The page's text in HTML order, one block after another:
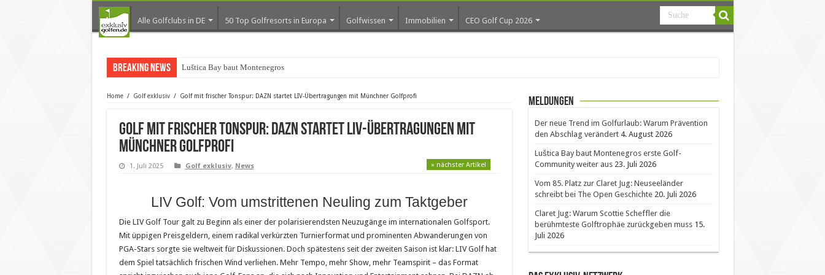
Alle Golfclubs in DE 50 Top Golfresorts in Europa Golfwissen Immobilien CEO Golf Cup 2026
Breaking News Luštica Bay baut Montenegros erste Golf-Community weiter
Home / Golf exklusiv / Golf mit frischer Tonspur: DAZN startet LIV-Übertragungen mit Münchner Golfprofi
Golf mit frischer Tonspur: DAZN startet LIV-Übertragungen mit
Münchner Golfprofi
1. Juli 2025 Golf exklusiv, News » nächster Artikel
LIV Golf: Vom umstrittenen Neuling zum Taktgeber
Die LIV Golf Tour galt zu Beginn als einer der polarisierendsten Neuzugänge im internationalen Golfsport.
Mit üppigen Preisgeldern, einem radikal verkürzten Turnierformat und prominenten Abwanderungen von
PGA-Stars sorgte sie weltweit für Diskussionen. Doch spätestens seit der zweiten Saison ist klar: LIV Golf hat
dem Spiel tatsächlich frischen Wind verliehen. Mehr Tempo, mehr Show, mehr Teamspirit – das Format
Meldungen
Der neue Trend im Golfurlaub: Warum Prävention
den Abschlag verändert 4. August 2026
Luštica Bay baut Montenegros erste Golf-
Community weiter aus 23. Juli 2026
Vom 85. Platz zur Claret Jug: Neuseeländer
schreibt bei The Open Geschichte 20. Juli 2026
Claret Jug: Warum Scottie Scheffler die
berühmteste Golftrophäe zurückgeben muss 15.
Juli 2026